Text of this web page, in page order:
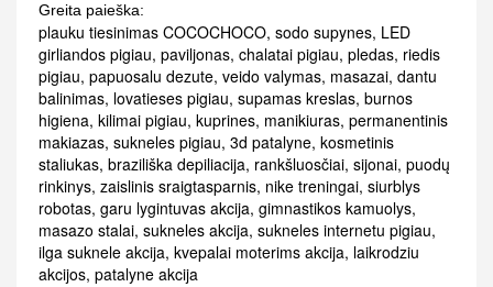
Greita paieška:
plauku tiesinimas COCOCHOCO, sodo supynes, LED
girliandos pigiau, paviljonas, chalatai pigiau, pledas, riedis
pigiau, papuosalu dezute, veido valymas, masazai, dantu
balinimas, lovatieses pigiau, supamas kreslas, burnos
higiena, kilimai pigiau, kuprines, manikiuras, permanentinis
makiazas, sukneles pigiau, 3d patalyne, kosmetinis
staliukas, braziliška depiliacija, rankšluosčiai, sijonai, puodų
rinkinys, zaislinis sraigtasparnis, nike treningai, siurblys
robotas, garu lygintuvas akcija, gimnastikos kamuolys,
masazo stalai, sukneles akcija, sukneles internetu pigiau,
ilga suknele akcija, kvepalai moterims akcija, laikrodziu
akcijos, patalyne akcija